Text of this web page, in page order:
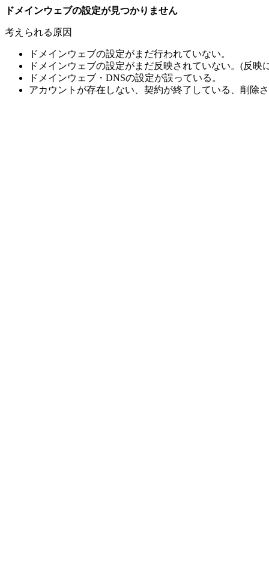
ドメインウェブの設定が見つかりません
考えられる原因
ドメインウェブの設定がまだ行われていない。
ドメインウェブの設定がまだ反映されていない。(反
ドメインウェブ・DNSの設定が誤っている。
アカウントが存在しない、契約が終了している、削除